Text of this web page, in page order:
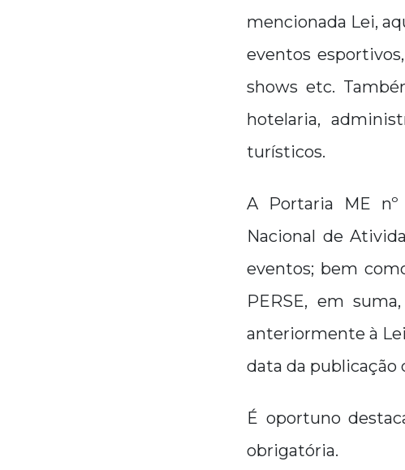
mencionada Lei,
eventos
shows etc.
hotelaria,
turísticos.
A Portaria ME nº
Nacional de
eventos; bem
PERSE, em
anteriormente à
data da publicação
É oportuno
obrigatória.